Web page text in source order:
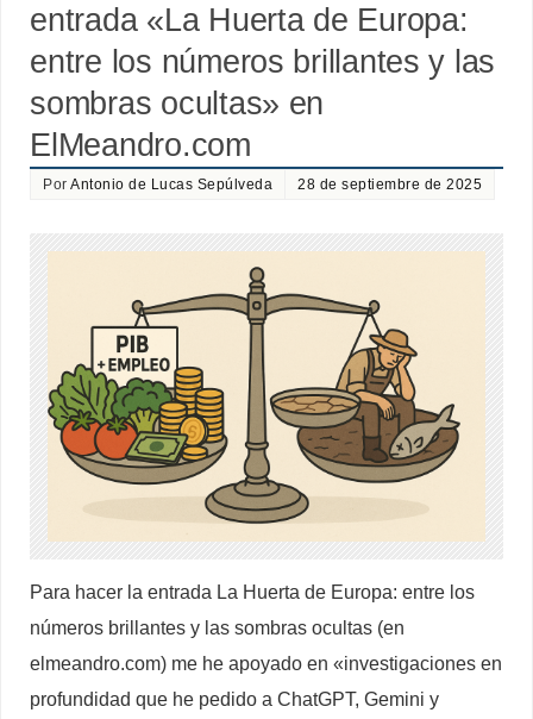
entrada «La Huerta de Europa:
entre los números brillantes y las
sombras ocultas» en
ElMeandro.com
PorAntonio de Lucas Sepúlveda 28 de septiembre de 2025
Para hacer la entrada La Huerta de Europa: entre los
números brillantes y las sombras ocultas (en
elmeandro.com) me he apoyado en «investigaciones en
profundidad que he pedido a ChatGPT, Gemini y